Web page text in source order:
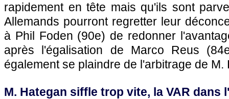
rapidement en tête mais qu'ils sont
Allemands pourront regretter leur
à Phil Foden (90e) de redonner
après l'égalisation de Marco Reus
également se plaindre de l'arbitrage de M.
M. Hategan siffle trop vite, la VAR dans